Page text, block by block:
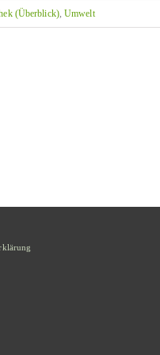
(Überblick),Umwelt